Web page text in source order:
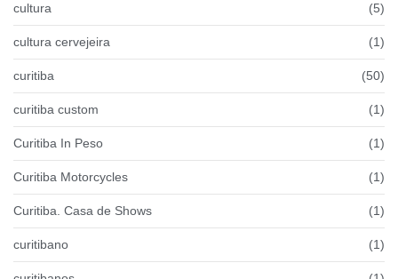
cultura (5)
cultura cervejeira (1)
curitiba (50)
curitiba custom (1)
Curitiba In Peso (1)
Curitiba Motorcycles (1)
Curitiba. Casa de Shows (1)
curitibano (1)